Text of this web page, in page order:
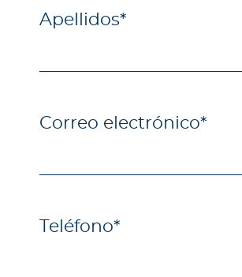
Apellidos*
Correo electrónico*
Teléfono*